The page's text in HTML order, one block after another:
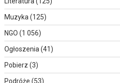
Muzyka (125)
NGO (1 056)
Ogłoszenia (41)
Pobierz (3)
Podróże (53)